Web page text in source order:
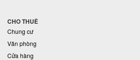
CHO THUÊ
Chung cư
Văn phòng
Cửa hàng